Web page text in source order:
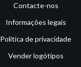
Contacte-nos
Informações legais
Política de privacidade
Vender logótipos